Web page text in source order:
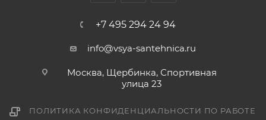
+7 495 294 24 94
info@vsya-santehnica.ru
Москва, Щербинка, Спортивная
улица 23
ПОЛИТИКА КОНФИДЕНЦИАЛЬНОСТИ ПО РАБОТЕ